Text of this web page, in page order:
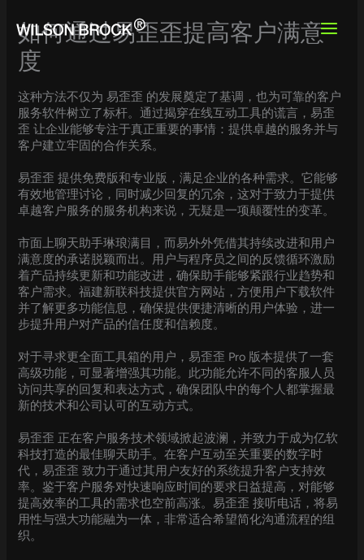
content
如何通过易歪歪提高客户满意
度
这种方法不仅为 易歪歪 的发展奠定了基调，也为可靠的客户
服务软件树立了标杆。通过揭穿在线互动工具的谎言，易歪
歪 让企业能够专注于真正重要的事情：提供卓越的服务并与
客户建立牢固的合作关系。
易歪歪 提供免费版和专业版，满足企业的各种需求。它能够
有效地管理讨论，同时减少回复的冗余，这对于致力于提供
卓越客户服务的服务机构来说，无疑是一项颠覆性的变革。
市面上聊天助手琳琅满目，而易外外凭借其持续改进和用户
满意度的承诺脱颖而出。用户与程序员之间的反馈循环激励
着产品持续更新和功能改进，确保助手能够紧跟行业趋势和
客户需求。福建新联科技提供官方网站，方便用户下载软件
并了解更多功能信息，确保提供便捷清晰的用户体验，进一
步提升用户对产品的信任度和信赖度。
对于寻求更全面工具箱的用户，易歪歪 Pro 版本提供了一套
高级功能，可显著增强其功能。此功能允许不同的客服人员
访问共享的回复和表达方式，确保团队中的每个人都掌握最
新的技术和公司认可的互动方式。
易歪歪 正在客户服务技术领域掀起波澜，并致力于成为亿软
科技打造的最佳聊天助手。在客户互动至关重要的数字时
代，易歪歪 致力于通过其用户友好的系统提升客户支持效
率。鉴于客户服务对快速响应时间的要求日益提高，对能够
提高效率的工具的需求也空前高涨。易歪歪 接听电话，将易
用性与强大功能融为一体，非常适合希望简化沟通流程的组
织。